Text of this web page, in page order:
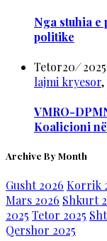
Nga stuhia e
politike
Tetor20/2025
lajmi kryesor,
VMRO-
Koalicioni në
Archive By Month
Gusht 2026 Korrik
Mars 2026 Shkurt
2025 Tetor 2025
Qershor 2025